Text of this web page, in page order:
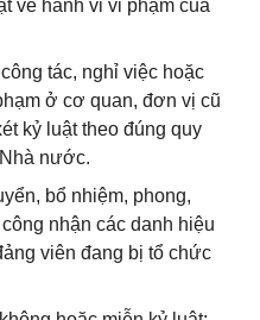
về hành vi vi phạm của
tác, nghỉ việc hoặc
ở cơ quan, đơn vị cũ
kỷ luật theo đúng quy
nước.
bổ nhiệm, phong,
nhận các danh hiệu
viên đang bị tổ chức